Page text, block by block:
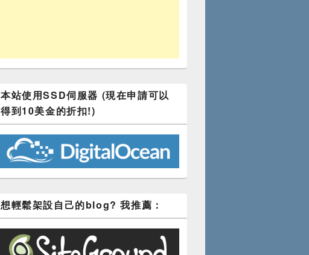
本站使用SSD伺服器 (現在申請可以
得到10美金的折扣!)
想輕鬆架設自己的blog? 我推薦：